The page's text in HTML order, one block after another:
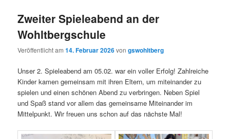
Zweiter Spieleabend an der
Wohltbergschule
Veröffentlicht am14. Februar 2026vongswohltberg
Unser 2. Spieleabend am 05.02. war ein voller Erfolg! Zahlreiche
Kinder kamen gemeinsam mit ihren Eltern, um miteinander zu
spielen und einen schönen Abend zu verbringen. Neben Spiel
und Spaß stand vor allem das gemeinsame Miteinander im
Mittelpunkt. Wir freuen uns schon auf das nächste Mal!